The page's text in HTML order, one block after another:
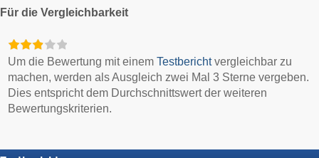
Für die Vergleichbarkeit
Um die Bewertung mit einemTestberichtvergleichbar zu
machen, werden als Ausgleich zwei Mal 3 Sterne vergeben.
Dies entspricht dem Durchschnittswert der weiteren
Bewertungskriterien.